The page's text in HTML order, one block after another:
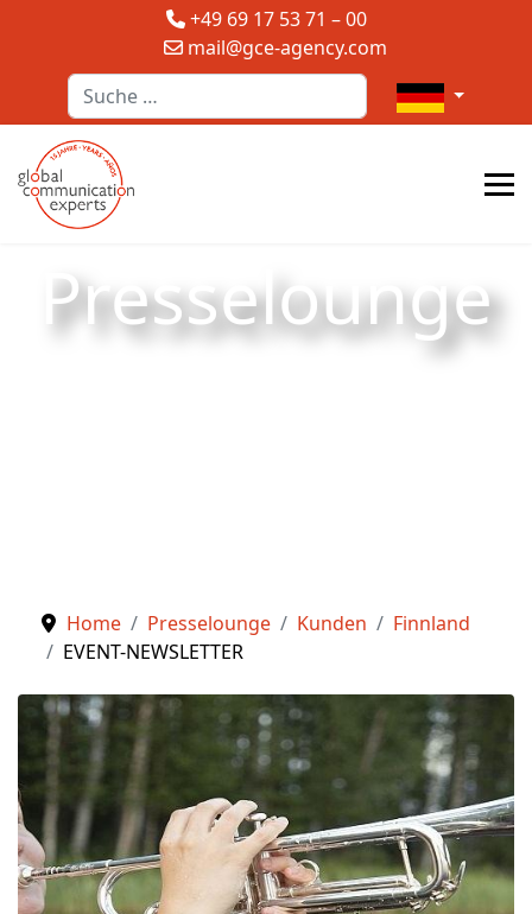
+49 69 17 53 71 – 00
mail@gce-agency.com
Suchen
Sprache
Presselounge
Home Presselounge Kunden
Finnland
EVENT-NEWSLETTER